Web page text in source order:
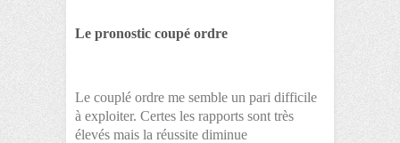
Le pronostic coupé ordre
Le couplé ordre me semble un pari difficile
à exploiter. Certes les rapports sont très
élevés mais la réussite diminue